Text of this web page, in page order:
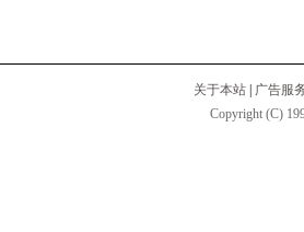
关于本站
广告服
Copyright (C)